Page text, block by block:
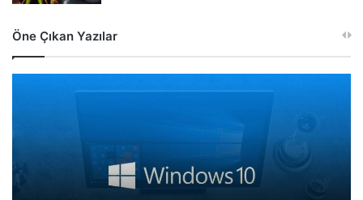
Öne Çıkan Yazılar
Güncellemesini
Kaldırın!